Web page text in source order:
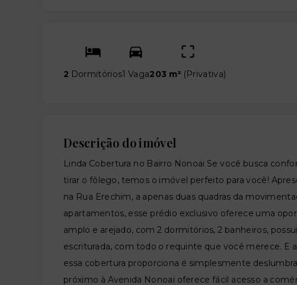
2 Dormitórios1 Vaga203 m² (Privativa)
Descrição do imóvel
Linda Cobertura no Bairro Nonoai Se você busca
tirar o fôlego, temos o imóvel perfeito para você!
na Rua Erechim, a apenas duas quadras da
apartamentos, esse prédio exclusivo oferece uma
amplo e arejado, com 2 dormitórios, 2 banheiros,
escriturada, com todo o requinte que você merece. E
essa cobertura proporciona é simplesmente
próximo à Avenida Nonoai oferece fácil acesso a